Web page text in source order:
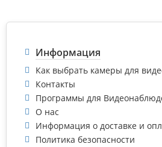
Информация
Как выбрать камеры для
Контакты
Программы для
О нас
Информация о доставке и
Политика безопасности